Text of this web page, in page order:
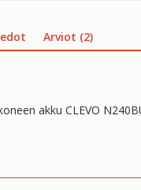
Arviot (2)
akku CLEVO